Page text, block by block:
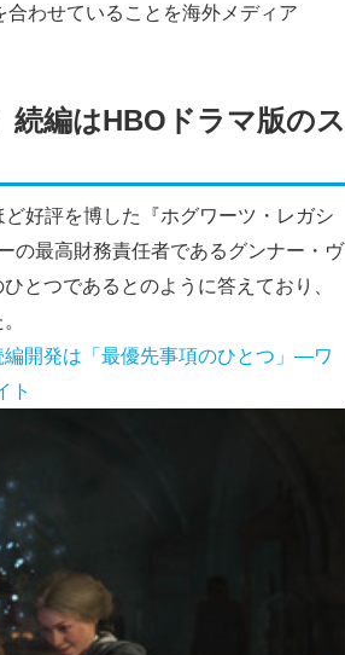
わせていることを海外メディア
編はHBOドラマ版のス
好評を博した『ホグワーツ・レガシ
の最高財務責任者であるグンナー・ヴ
とつであるとのように答えており、
開発は「最優先事項のひとつ」―ワ
ト